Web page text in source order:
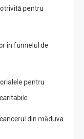
pentru
în funnelul de
pentru
din măduva